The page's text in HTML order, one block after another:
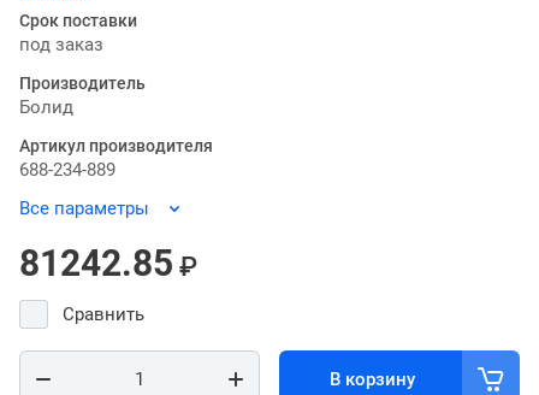
Срок поставки
под заказ
Производитель
Болид
Артикул производителя
688-234-889
Все параметры
81242.85 ₽
Сравнить
В корзину